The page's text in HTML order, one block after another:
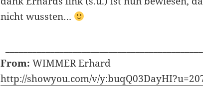
nicht wussten…
From: WIMMER Erhard
http://showyou.com/v/